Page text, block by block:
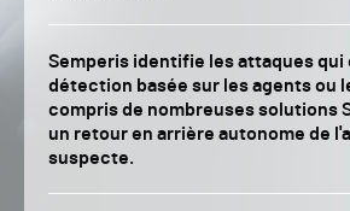
Semperis identifie les attaques
détection basée sur les agents ou
compris de nombreuses solutions
un retour en arrière autonome de
suspecte.